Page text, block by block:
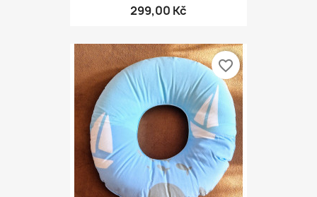
299,00 Kč
favorite_border